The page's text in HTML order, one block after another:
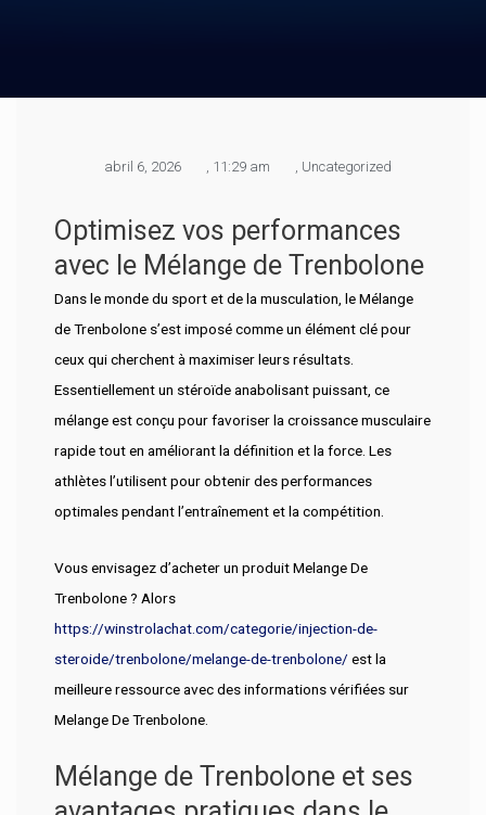
abril 6, 2026 11:29 am Uncategorized
Optimisez vos performances
avec le Mélange de Trenbolone
Dans le monde du sport et de la musculation, le Mélange
de Trenbolone s’est imposé comme un élément clé pour
ceux qui cherchent à maximiser leurs résultats.
Essentiellement un stéroïde anabolisant puissant, ce
mélange est conçu pour favoriser la croissance musculaire
rapide tout en améliorant la définition et la force. Les
athlètes l’utilisent pour obtenir des performances
optimales pendant l’entraînement et la compétition.
Vous envisagez d’acheter un produit Melange De
Trenbolone ? Alors
https://winstrolachat.com/categorie/injection-de-
steroide/trenbolone/melange-de-trenbolone/ est la
meilleure ressource avec des informations vérifiées sur
Melange De Trenbolone.
Mélange de Trenbolone et ses